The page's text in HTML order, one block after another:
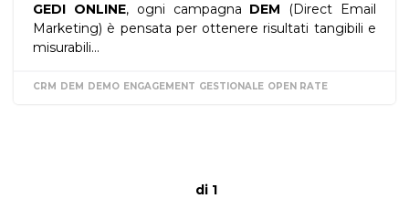
GEDI ONLINE, ogni campagna DEM (Direct Email
Marketing) è pensata per ottenere risultati tangibili e
misurabili...
CRM DEM DEMO ENGAGEMENT GESTIONALE OPEN RATE
di 1